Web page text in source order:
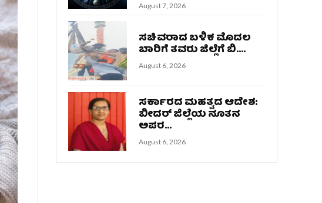
August 7, 2026
ಸಚಿವರಾದ ಬಳಿಕ ಮೊದಲ
ಬಾರಿಗೆ ತವರು ಜಿಲ್ಲೆಗೆ ಬಿ....
August 6, 2026
ಸರ್ಕಾರದ ಮಹತ್ವದ ಆದೇಶ:
ಬೀದರ್ ಜಿಲ್ಲೆಯ ನೂತನ
ಅಪರ...
August 6, 2026